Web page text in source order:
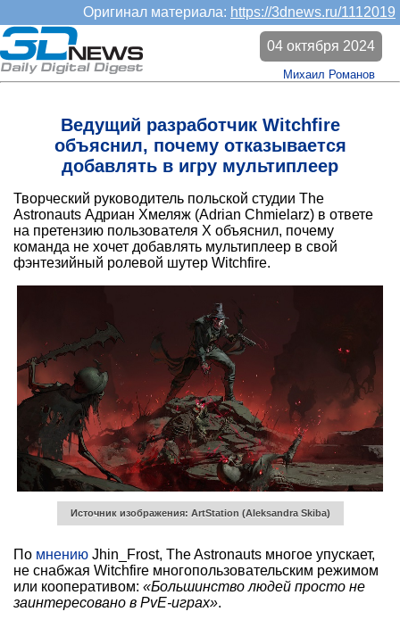
Оригинал материала: https://3dnews.ru/1112019
Ведущий разработчик Witchfire
объяснил, почему отказывается
добавлять в игру мультиплеер
04 октября 2024
Михаил Романов
Творческий руководитель польской студии The
Astronauts Адриан Хмеляж (Adrian Chmielarz) в ответе
на претензию пользователя X объяснил, почему
команда не хочет добавлять мультиплеер в свой
фэнтезийный ролевой шутер Witchfire.
Источник изображения: ArtStation (Aleksandra Skiba)
По мнению Jhin_Frost, The Astronauts многое упускает,
не снабжая Witchfire многопользовательским режимом
или кооперативом: «Большинство людей просто не
заинтересовано в PvE-играх».